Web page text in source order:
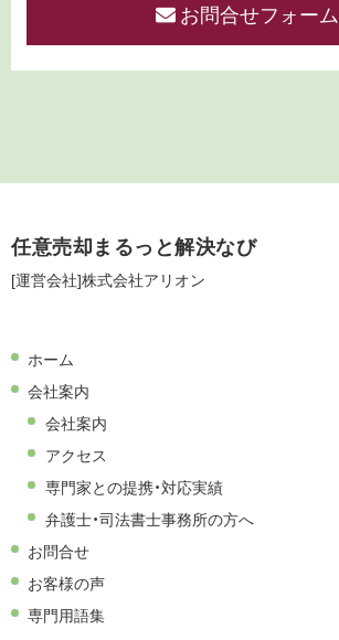
お問合せフォーム
任意売却まるっと解決なび
[運営会社]株式会社アリオン
ホーム
会社案内
会社案内
アクセス
専門家との提携・対応実績
弁護士・司法書士事務所の方へ
お問合せ
お客様の声
専門用語集